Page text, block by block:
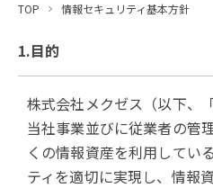
TOP 情報セキュリティ基本方針
1.目的
株式会社メクゼス（以下、
当社事業並びに従業者の管
くの情報資産を利用してい
ティを適切に実現し、情報